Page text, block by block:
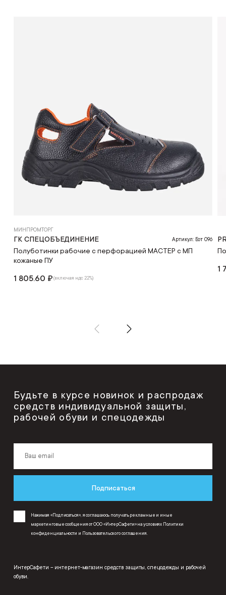
МИНПРОМТОРГ
ГК СПЕЦОБЪЕДИНЕНИЕ Артикул: Бот 096
Полуботинки рабочие с перфорацией МАСТЕР с МП
кожаные ПУ
1 805.60 ₽(включая ндс 22%)
1
Будьте в курсе новинок и распродаж
средств индивидуальной защиты,
рабочей обуви и спецодежды
Подписаться
Нажимая «Подписаться», я соглашаюсь получать рекламные и иные
маркетинговые сообщения от ООО «ИнтерСафети» на условиях Политики
конфиденциальности и Пользовательского соглашения
ИнтерСафети – интернет-магазин средств защиты, спецодежды и рабочей
обуви.